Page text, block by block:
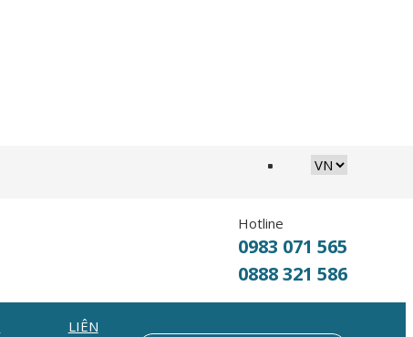
Hotline
0983 071 565
0888 321 586
LIÊN